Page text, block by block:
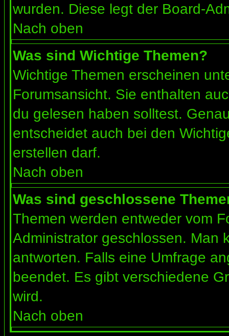
wurden. Diese legt der Board-
Nach oben
Was sind Wichtige Themen?
Wichtige Themen erscheinen
Forumsansicht. Sie enthalten
du gelesen haben solltest.
entscheidet auch bei den
erstellen darf.
Nach oben
Was sind geschlossene
Themen werden entweder vom
Administrator geschlossen. Man
antworten. Falls eine Umfrage
beendet. Es gibt verschiedene
wird.
Nach oben